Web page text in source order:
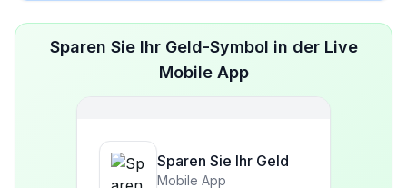
Sparen Sie Ihr Geld-Symbol in der Live
Mobile App
Sparen Sie Ihr Geld
Mobile App